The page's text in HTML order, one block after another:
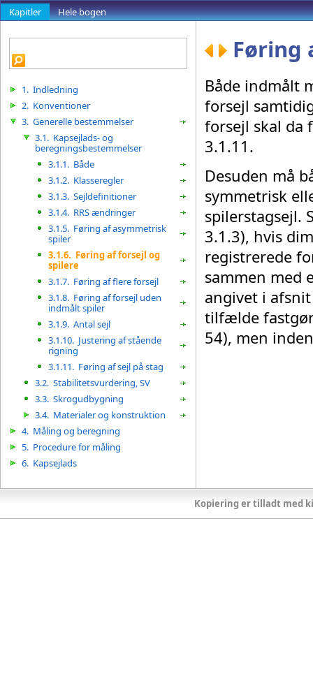
Kapitler Hele bogen
Kopiering er tilladt med
1. Indledning
2. Konventioner
3. Generelle bestemmelser
3.1. Kapsejlads- og
beregningsbestemmelser
3.1.1. Både
3.1.2. Klasseregler
3.1.3. Sejldefinitioner
3.1.4. RRS ændringer
3.1.5. Føring af asymmetrisk
spiler
3.1.6. Føring af forsejl og
spilere
3.1.7. Føring af flere forsejl
3.1.8. Føring af forsejl uden
indmålt spiler
3.1.9. Antal sejl
3.1.10. Justering af stående
rigning
3.1.11. Føring af sejl på stag
3.2. Stabilitetsvurdering, SV
3.3. Skrogudbygning
3.4. Materialer og konstruktion
4. Måling og beregning
5. Procedure for måling
6. Kapsejlads
Føring
Både indmålt
forsejl
forsejl skal da
3.1.11 .
Desuden må
symmetrisk
spilerstagsejl.
3.1.3), hvis
registrerede
sammen med
angivet i
tilfælde
54), men